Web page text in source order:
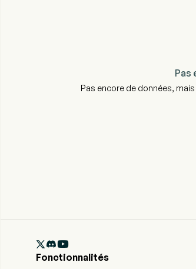
Pas
Pas encore de données,

Fonctionnalités